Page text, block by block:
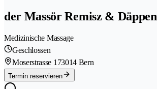
der Massör Remisz & Däppen
Medizinische Massage
Geschlossen
Moserstrasse 173014 Bern
Termin reservieren